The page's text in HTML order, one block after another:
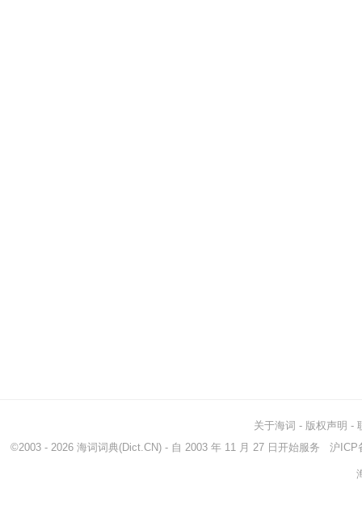
关于海词 - 版权声明 -
©2003 - 2026 海词词典(Dict.CN) - 自 2003 年 11 月 27 日开始服务 沪ICP